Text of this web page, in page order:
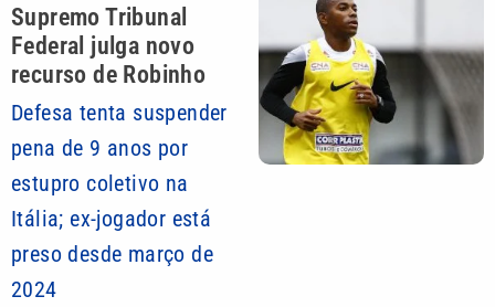
Supremo Tribunal
Federal julga novo
recurso de Robinho
Defesa tenta suspender
pena de 9 anos por
estupro coletivo na
Itália; ex-jogador está
preso desde março de
2024